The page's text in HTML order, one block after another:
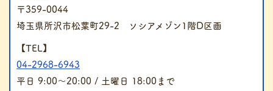
〒359-0044
埼玉県所沢市松葉町29-2 ソシアメゾン1階D区画
【TEL】
04-2968-6943
平日 9:00～20:00 / 土曜日 18:00まで